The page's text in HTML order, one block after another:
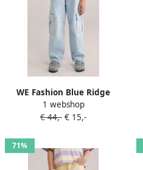
WE Fashion Blue Ridge
straight leg jeans light blue
denim
1 webshop
€ 44,- € 15,-
71%